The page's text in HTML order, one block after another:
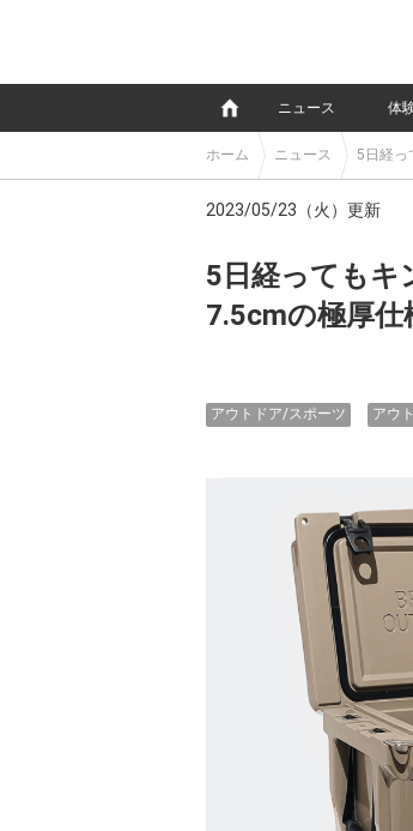
ニュース 体
ホーム ニュース 5日経っ
2023/05/23（火）更新
5日経ってもキ
7.5cmの極厚仕
アウトドア/スポーツ アウ